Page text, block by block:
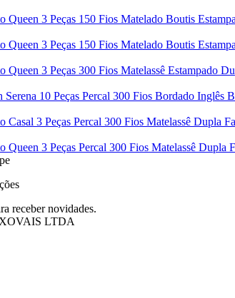
3 Peças 150 Fios Matelado Boutis
Queen 3 Peças 150 Fios Matelado Boutis
3 Peças 300 Fios Matelassê Estampado
Serena 10 Peças Percal 300 Fios Bordado Inglês
3 Peças Percal 300 Fios Matelassê Dupla
3 Peças Percal 300 Fios Matelassê Dupla
receber novidades.